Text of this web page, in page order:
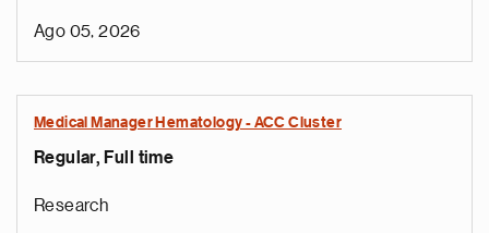
Ago 05, 2026
Medical Manager Hematology - ACC Cluster
Regular, Full time
Research